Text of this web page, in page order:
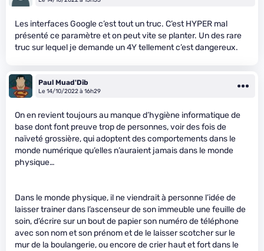
Les interfaces Google c’est tout un truc. C’est HYPER mal
présenté ce paramètre et on peut vite se planter. Un des rare
truc sur lequel je demande un 4Y tellement c’est dangereux.
Paul Muad'Dib
Le 14/10/2022 à 16h29
On en revient toujours au manque d’hygiène informatique de
base dont font preuve trop de personnes, voir des fois de
naïveté grossière, qui adoptent des comportements dans le
monde numérique qu’elles n’auraient jamais dans le monde
physique…
Dans le monde physique, il ne viendrait à personne l’idée de
laisser trainer dans l’ascenseur de son immeuble une feuille de
soin, d’écrire sur un bout de papier son numéro de téléphone
avec son nom et son prénom et de le laisser scotcher sur le
mur de la boulangerie, ou encore de crier haut et fort dans le